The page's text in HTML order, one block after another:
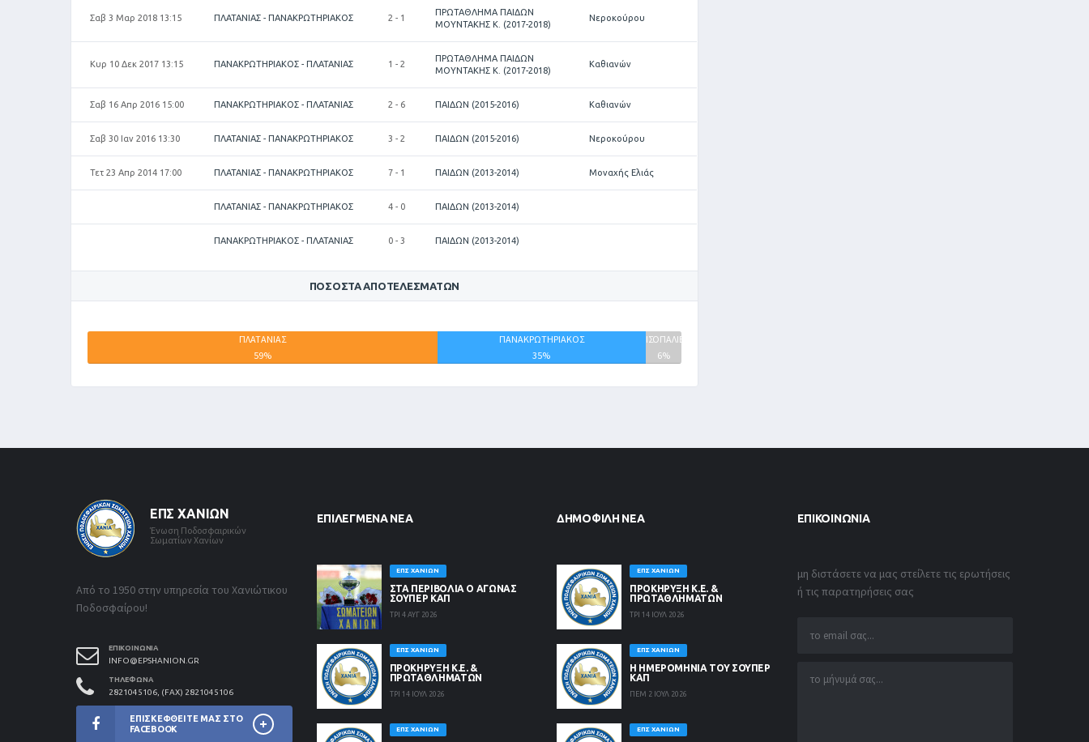
Σαβ 3 Μαρ 2018 13:15 ΠΛΑΤΑΝΙΑΣ - ΠΑΝΑΚΡΩΤΗΡΙΑΚΟΣ 2 - 1
ΠΡΩΤΑΘΛΗΜΑ ΠΑΙΔΩΝ
ΜΟΥΝΤΑΚΗΣ Κ. (2017-2018)
Νεροκούρου
Κυρ 10 Δεκ 2017 13:15 ΠΑΝΑΚΡΩΤΗΡΙΑΚΟΣ - ΠΛΑΤΑΝΙΑΣ 1 - 2
ΠΡΩΤΑΘΛΗΜΑ ΠΑΙΔΩΝ
ΜΟΥΝΤΑΚΗΣ Κ. (2017-2018)
Καθιανών
Σαβ 16 Απρ 2016 15:00 ΠΑΝΑΚΡΩΤΗΡΙΑΚΟΣ - ΠΛΑΤΑΝΙΑΣ 2 - 6 ΠΑΙΔΩΝ (2015-2016) Καθιανών
Σαβ 30 Ιαν 2016 13:30 ΠΛΑΤΑΝΙΑΣ - ΠΑΝΑΚΡΩΤΗΡΙΑΚΟΣ 3 - 2 ΠΑΙΔΩΝ (2015-2016) Νεροκούρου
Τετ 23 Απρ 2014 17:00 ΠΛΑΤΑΝΙΑΣ - ΠΑΝΑΚΡΩΤΗΡΙΑΚΟΣ 7 - 1 ΠΑΙΔΩΝ (2013-2014) Μοναχής Ελιάς
ΠΛΑΤΑΝΙΑΣ - ΠΑΝΑΚΡΩΤΗΡΙΑΚΟΣ 4 - 0 ΠΑΙΔΩΝ (2013-2014)
ΠΑΝΑΚΡΩΤΗΡΙΑΚΟΣ - ΠΛΑΤΑΝΙΑΣ 0 - 3 ΠΑΙΔΩΝ (2013-2014)
ΠΟΣΟΣΤΆ ΑΠΟΤΕΛΕΣΜΆΤΩΝ
ΠΛΑΤΑΝΙΑΣ
59%
ΠΑΝΑΚΡΩΤΗΡΙΑΚΟΣ
35%
ΙΣΟΠΑΛΙΕΣ
6%
ΕΠΣ ΧΑΝΊΩΝ
Ένωση Ποδοσφαιρικών
Σωματίων Χανίων
Από το 1950 στην υπηρεσία του Χανιώτικου
Ποδοσφαίρου!
ΕΠΙΚΟΙΝΩΝΊΑ
INFO@EPSHANION.GR
ΤΗΛΈΦΩΝΑ
2821045106, (FAX) 2821045106
ΕΠΙΣΚΕΦΘΕΊΤΕ ΜΑΣ ΣΤΟ
FACEBOOK
ΕΠΙΛΕΓΜΈΝΑ ΝΈΑ
ΕΠΣ ΧΑΝΊΩΝ
ΣΤΑ ΠΕΡΙΒΟΛΙΑ Ο ΑΓΩΝΑΣ
ΣΟΥΠΕΡ ΚΑΠ
ΤΡΙ 4 ΑΥΓ 2026
ΕΠΣ ΧΑΝΊΩΝ
ΠΡΟΚΗΡΥΞΗ Κ.Ε. &
ΠΡΩΤΑΘΛΗΜΑΤΩΝ
ΤΡΙ 14 ΙΟΥΛ 2026
ΕΠΣ ΧΑΝΊΩΝ
ΔΗΜΟΦΙΛΉ ΝΈΑ
ΕΠΣ ΧΑΝΊΩΝ
ΠΡΟΚΗΡΥΞΗ Κ.Ε. &
ΠΡΩΤΑΘΛΗΜΑΤΩΝ
ΤΡΙ 14 ΙΟΥΛ 2026
ΕΠΣ ΧΑΝΊΩΝ
Η ΗΜΕΡΟΜΗΝΙΑ ΤΟΥ ΣΟΥΠΕΡ
ΚΑΠ
ΠΕΜ 2 ΙΟΥΛ 2026
ΕΠΣ ΧΑΝΊΩΝ
ΕΠΙΚΟΙΝΩΝΊΑ
μη διστάσετε να μας στείλετε τις ερωτήσεις
ή τις παρατηρήσεις σας